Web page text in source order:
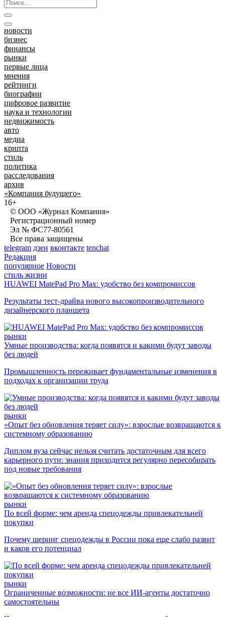
новости
бизнес
финансы
рынки
первые лица
мнения
рейтинги
биографии
цифровое развитие
наука и технологии
недвижимость
авто
медиа
крипта
стиль
политика
расследования
архив
«Компания будущего»
16+
© ООО «Журнал Компания»
Регистрационный номер
Эл № ФС77-80561
Все права защищены
telegram дзен вконтакте tenchat
Редакция
популярное Новости
стиль жизни
HUAWEI MatePad Pro Max: удобство без компромиссов
Результаты тест-драйва нового высокопроизводительного
дизайнерского планшета
рынки
Умные производства: когда появятся и какими будут заводы
без людей
Промышленность переживает фундаментальные изменения в
подходах к организации труда
рынки
«Опыт без обновления теряет силу»: взрослые возвращаются к
системному образованию
Диплом вуза сейчас нельзя считать достаточным для всего
карьерного пути: знания приходится регулярно пересобирать
под новые требования
рынки
По всей форме: чем аренда спецодежды привлекательней
покупки
Почему шеринг спецодежды в России пока еще слабо развит
и каков его потенциал
рынки
Ограниченные возможности: не все ИИ-агенты достаточно
самостоятельны